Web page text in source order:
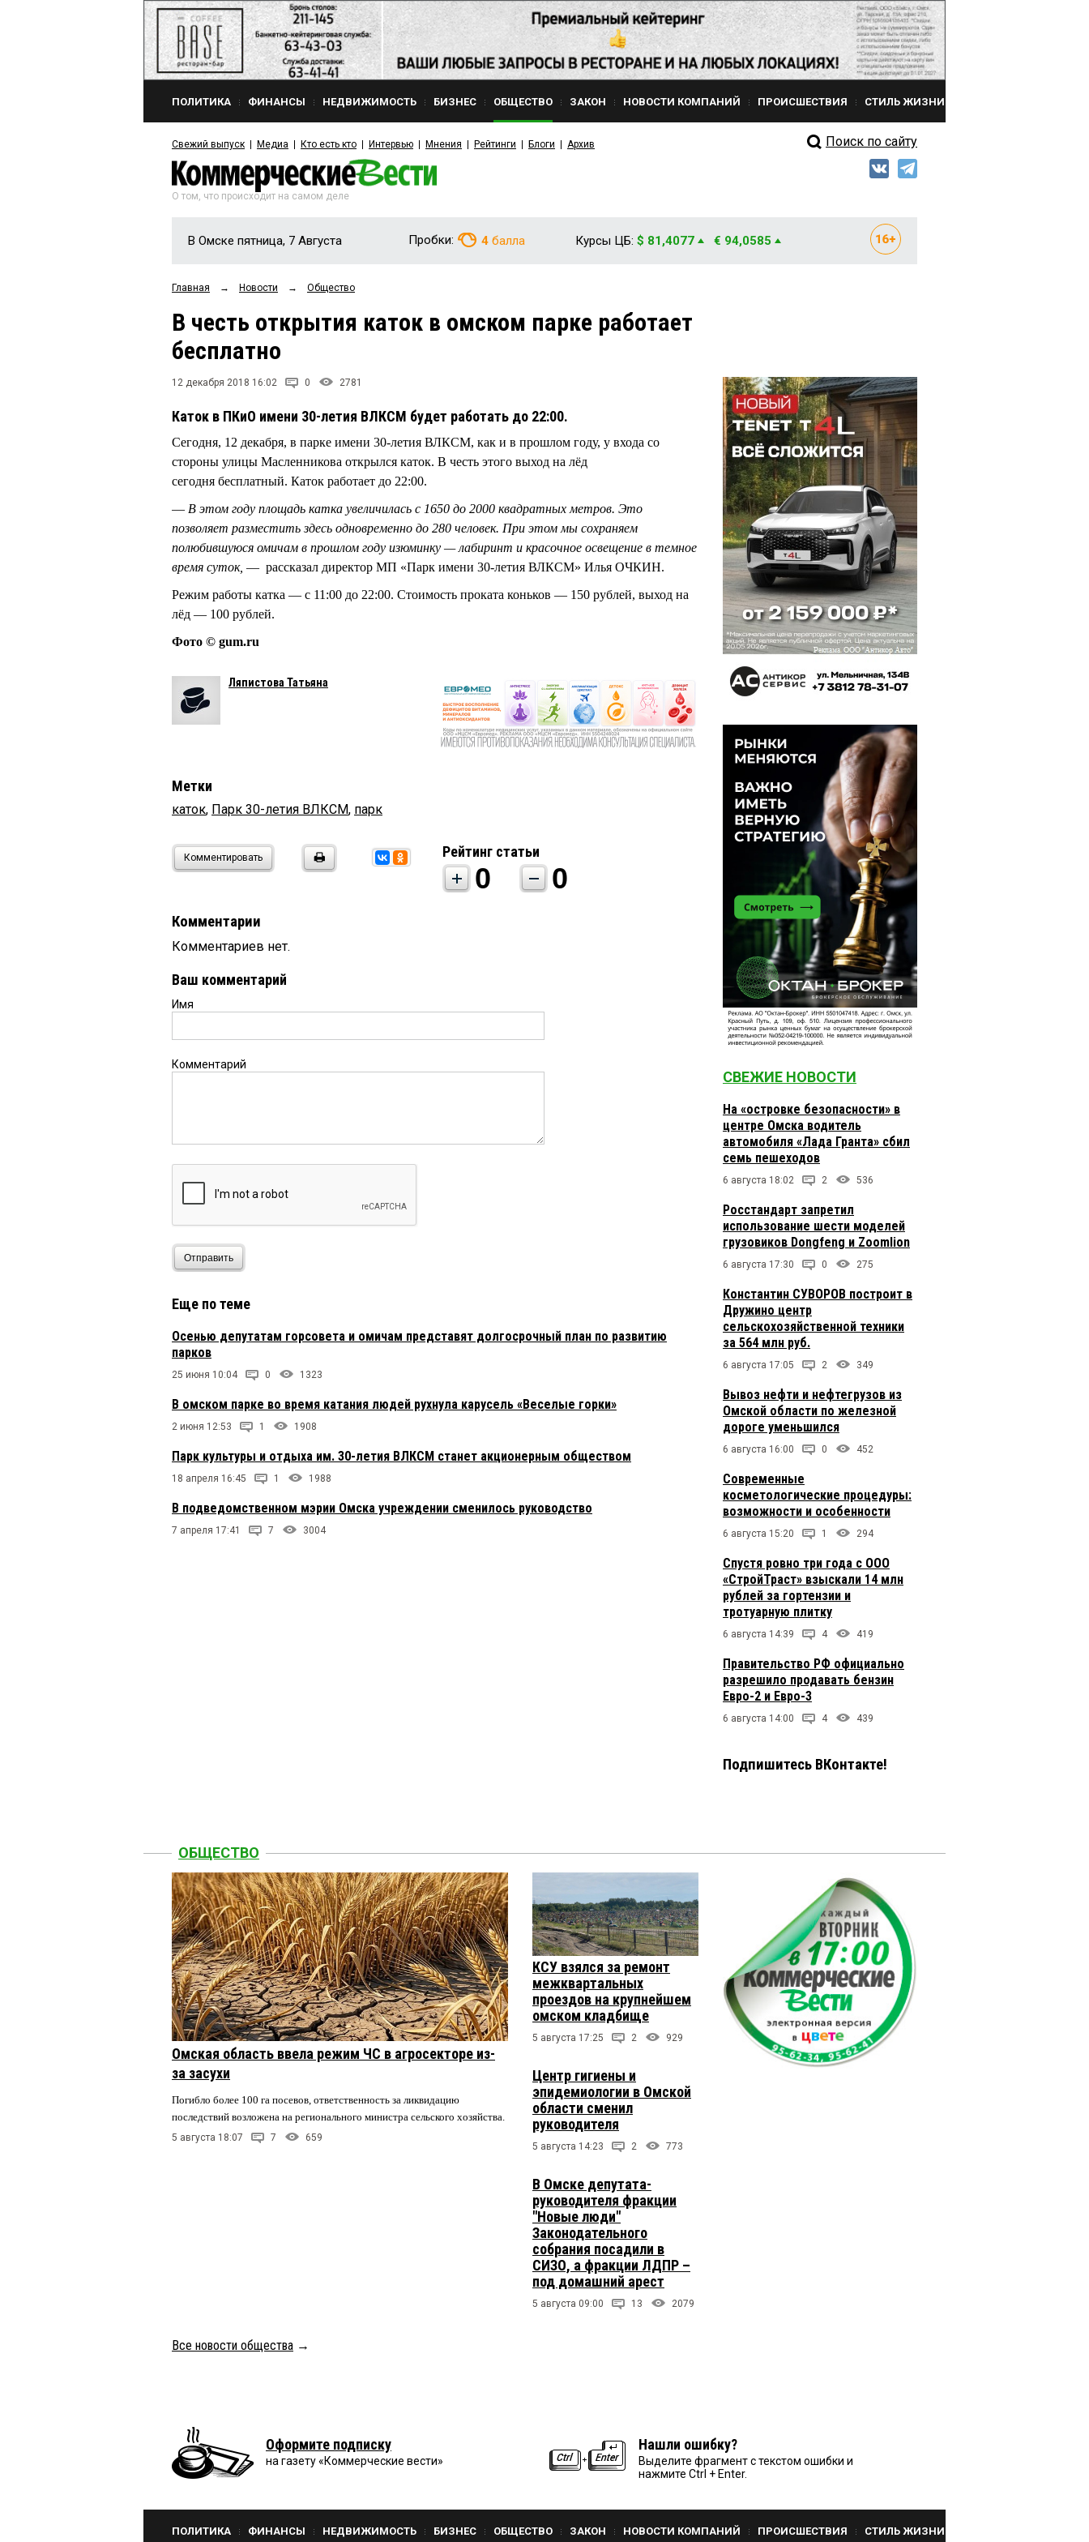
ПОЛИТИКА ФИНАНСЫ НЕДВИЖИМОСТЬ БИЗНЕС ОБЩЕСТВО ЗАКОН НОВОСТИ КОМПАНИЙ ПРОИСШЕСТВИЯ СТИЛЬ ЖИЗНИ
Свежий выпуск Медиа Кто есть кто Интервью Мнения Рейтинги Блоги Архив Поиск по сайту
О том, что происходит на самом деле
В Омске пятница, 7 Августа Пробки: 4 балла Курсы ЦБ: $ 81,4077 € 94,0585
Главная → Новости → Общество
В честь открытия каток в омском парке работает
бесплатно
12 декабря 2018 16:02 0 2781
Каток в ПКиО имени 30-летия ВЛКСМ будет работать до 22:00.
Сегодня, 12 декабря, в парке имени 30-летия ВЛКСМ, как и в прошлом году, у входа со
стороны улицы Масленникова открылся каток. В честь этого выход на лёд
сегодня бесплатный. Каток работает до 22:00.
— В этом году площадь катка увеличилась с 1650 до 2000 квадратных метров. Это
позволяет разместить здесь одновременно до 280 человек. При этом мы сохраняем
полюбившуюся омичам в прошлом году изюминку — лабиринт и красочное освещение в темное
время суток, — рассказал директор МП «Парк имени 30-летия ВЛКСМ» Илья ОЧКИН.
Режим работы катка — с 11:00 до 22:00. Стоимость проката коньков — 150 рублей, выход на
лёд — 100 рублей.
Фото © gum.ru
Ляпистова Татьяна
Метки
каток, Парк 30-летия ВЛКСМ, парк
Комментировать Рейтинг статьи
0 0
Комментарии
Комментариев нет.
Ваш комментарий
Имя
Комментарий
Отправить
Еще по теме
Осенью депутатам горсовета и омичам представят долгосрочный план по развитию
парков
25 июня 10:04 0 1323
В омском парке во время катания людей рухнула карусель «Веселые горки»
2 июня 12:53 1 1908
Парк культуры и отдыха им. 30-летия ВЛКСМ станет акционерным обществом
18 апреля 16:45 1 1988
В подведомственном мэрии Омска учреждении сменилось руководство
7 апреля 17:41 7 3004
СВЕЖИЕ НОВОСТИ
На «островке безопасности» в
центре Омска водитель
автомобиля «Лада Гранта» сбил
семь пешеходов
6 августа 18:02 2 536
Росстандарт запретил
использование шести моделей
грузовиков Dongfeng и Zoomlion
6 августа 17:30 0 275
Константин СУВОРОВ построит в
Дружино центр
сельскохозяйственной техники
за 564 млн руб.
6 августа 17:05 2 349
Вывоз нефти и нефтегрузов из
Омской области по железной
дороге уменьшился
6 августа 16:00 0 452
Современные
косметологические процедуры:
возможности и особенности
6 августа 15:20 1 294
Спустя ровно три года с ООО
«СтройТраст» взыскали 14 млн
рублей за гортензии и
тротуарную плитку
6 августа 14:39 4 419
Правительство РФ официально
разрешило продавать бензин
Евро-2 и Евро-3
6 августа 14:00 4 439
Подпишитесь ВКонтакте!
ОБЩЕСТВО
Омская область ввела режим ЧС в агросекторе из-
за засухи
Погибло более 100 га посевов, ответственность за ликвидацию
последствий возложена на регионального министра сельского хозяйства.
5 августа 18:07 7 659
КСУ взялся за ремонт
межквартальных
проездов на крупнейшем
омском кладбище
5 августа 17:25 2 929
Центр гигиены и
эпидемиологии в Омской
области сменил
руководителя
5 августа 14:23 2 773
В Омске депутата-
руководителя фракции
"Новые люди"
Законодательного
собрания посадили в
СИЗО, а фракции ЛДПР –
под домашний арест
5 августа 09:00 13 2079
Все новости общества →
Оформите подписку
на газету «Коммерческие вести»
Нашли ошибку?
Выделите фрагмент с текстом ошибки и
нажмите Ctrl + Enter.
ПОЛИТИКА ФИНАНСЫ НЕДВИЖИМОСТЬ БИЗНЕС ОБЩЕСТВО ЗАКОН НОВОСТИ КОМПАНИЙ ПРОИСШЕСТВИЯ СТИЛЬ ЖИЗНИ